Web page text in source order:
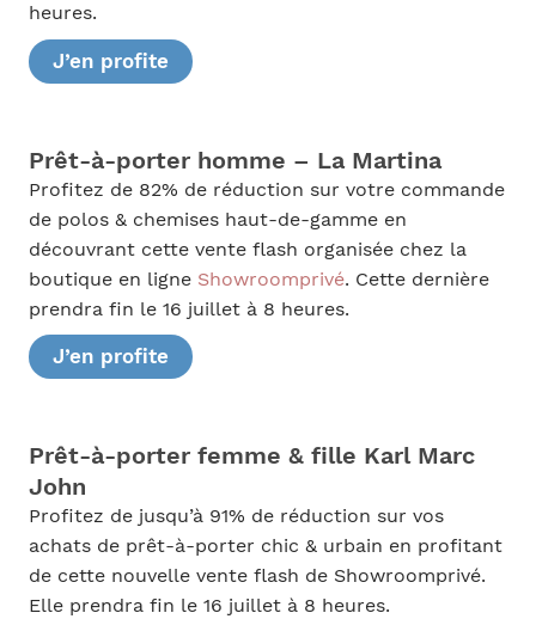
heures.
J’en profite
Prêt-à-porter homme – La Martina
Profitez de 82% de réduction sur votre commande
de polos & chemises haut-de-gamme en
découvrant cette vente flash organisée chez la
boutique en ligne Showroomprivé. Cette dernière
prendra fin le 16 juillet à 8 heures.
J’en profite
Prêt-à-porter femme & fille Karl Marc
John
Profitez de jusqu’à 91% de réduction sur vos
achats de prêt-à-porter chic & urbain en profitant
de cette nouvelle vente flash de Showroomprivé.
Elle prendra fin le 16 juillet à 8 heures.